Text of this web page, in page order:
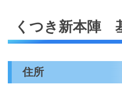
くつき新本陣
住所